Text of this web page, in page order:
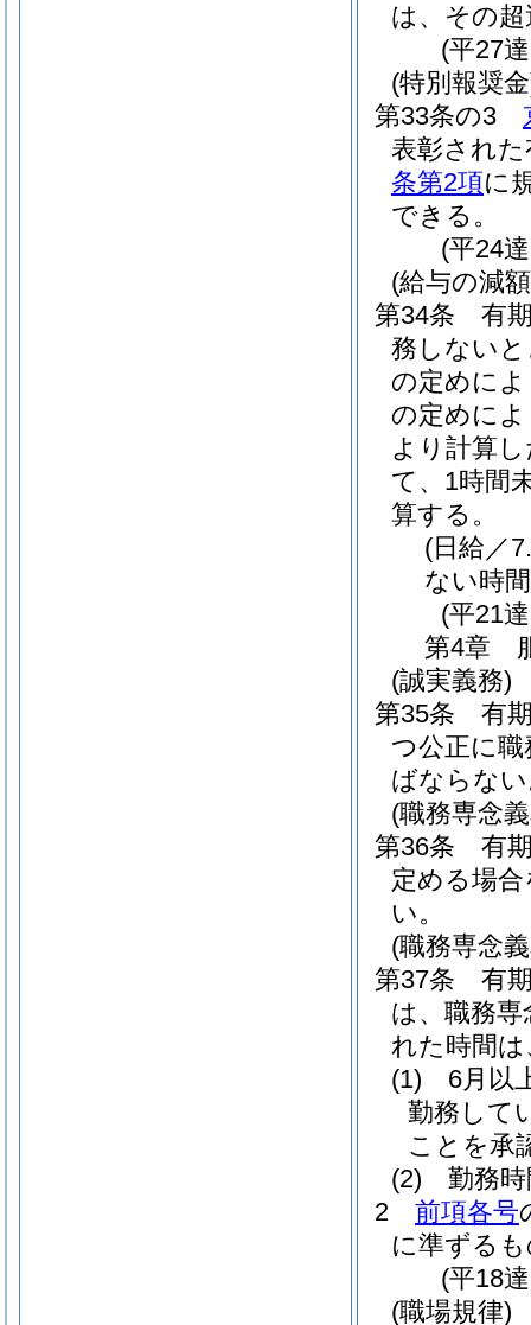
は、その
(平27
(特別報奨
第33条の3
表彰され
条第2項に
できる。
(平24
(給与の減
第34条
有
務しない
の定めに
の定めに
より計算
て、1時間
算する。
(日給／
ない時
(平21
第4章
(誠実義務)
第35条
有
つ公正に
ばならな
(職務専念
第36条
有
定める場
い。
(職務専念
第37条
有
は、職務
れた時間
(1)
6月以
勤務して
ことを承
(2)
勤務
2
前項各号
に準ずる
(平18
(職場規律)